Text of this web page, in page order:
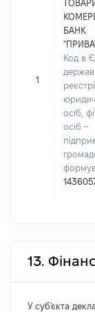
1
БАНК
Код в
реєстрі
осіб,
осіб –
13.
У суб'єкта